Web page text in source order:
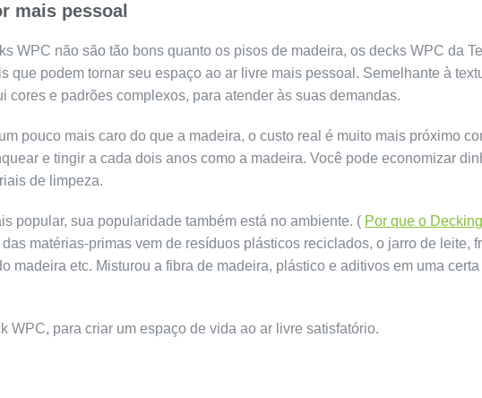
mais pessoal
WPC não são tão bons quanto os pisos de madeira, os decks WPC da
que podem tornar seu espaço ao ar livre mais pessoal. Semelhante à
cores e padrões complexos, para atender às suas demandas.
pouco mais caro do que a madeira, o custo real é muito mais próximo
e tingir a cada dois anos como a madeira. Você pode economizar
de limpeza.
popular, sua popularidade também está no ambiente. ( Por que o
das matérias-primas vem de resíduos plásticos reciclados, o jarro de leite,
madeira etc. Misturou a fibra de madeira, plástico e aditivos em uma
WPC, para criar um espaço de vida ao ar livre satisfatório.